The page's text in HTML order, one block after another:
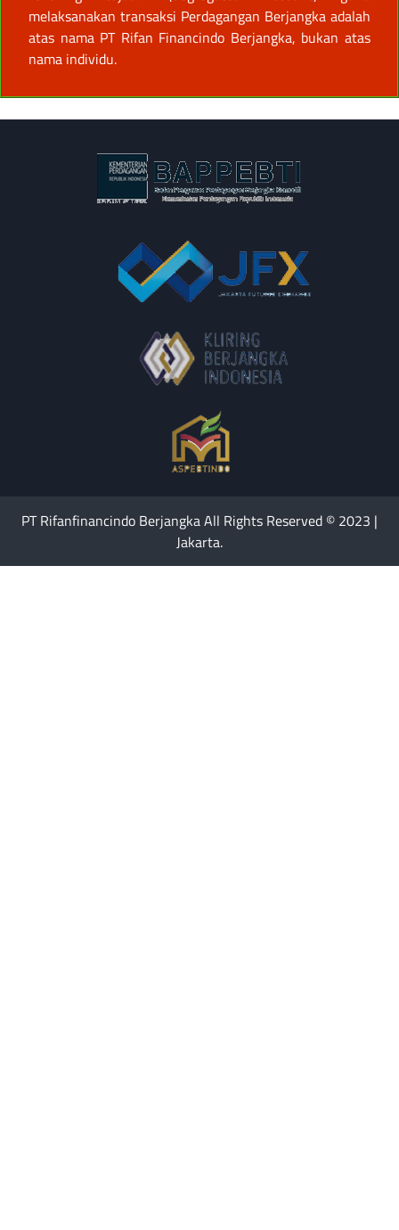
melaksanakan transaksi Perdagangan Berjangka adalah
atas nama PT Rifan Financindo Berjangka, bukan atas
nama individu.
PT Rifanfinancindo Berjangka All Rights Reserved © 2023 |
Jakarta.